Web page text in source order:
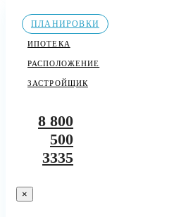
ПЛАНИРОВКИ
ИПОТЕКА
РАСПОЛОЖЕНИЕ
ЗАСТРОЙЩИК
8 800
500
3335
×